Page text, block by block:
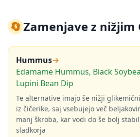
🔄Zamenjave z nižjim
Hummus→
Edamame Hummus, Black
Lupini Bean Dip
Te alternative imajo še nižji
iz čičerike, saj vsebujejo več
manj škroba, kar vodi do še bolj
sladkorja